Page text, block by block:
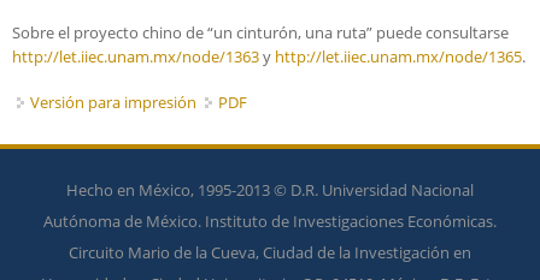
Sobre el proyecto chino de “un cinturón, una ruta” puede consultarse
http://let.iiec.unam.mx/node/1363y http://let.iiec.unam.mx/node/1365.
Versión para impresión PDF
Hecho en México, 1995-2013 © D.R. Universidad Nacional
Autónoma de México. Instituto de Investigaciones Económicas.
Circuito Mario de la Cueva, Ciudad de la Investigación en